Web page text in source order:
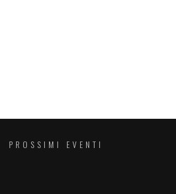
PROSSIMI EVENTI